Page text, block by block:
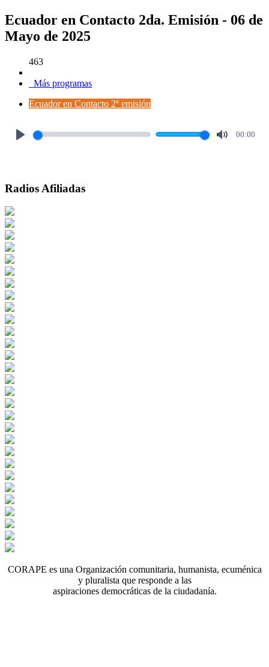
Ecuador en Contacto 2da. Emisión - 06 de
Mayo de 2025
463
Más programas
Ecuador en Contacto 2º emisión
00:00
Radios Afiliadas
CORAPE es una Organización comunitaria, humanista, ecuménica
y pluralista que responde a las
aspiraciones democráticas de la ciudadanía.